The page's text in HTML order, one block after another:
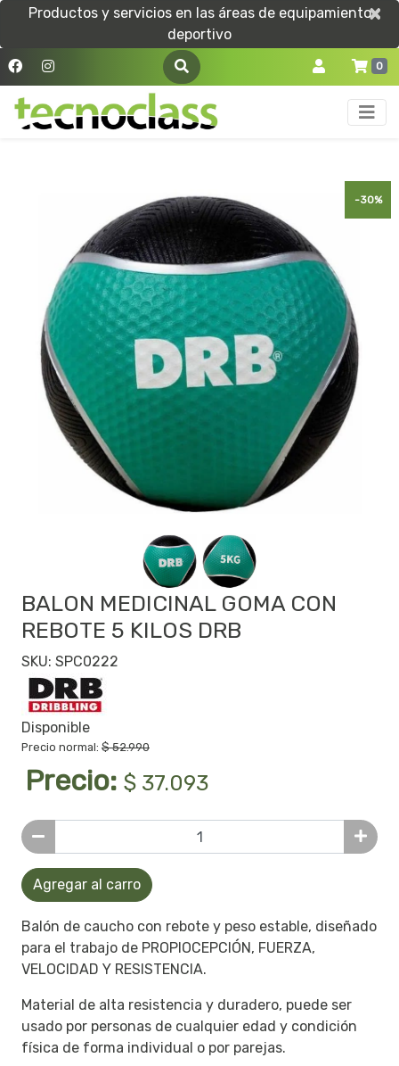
Productos y servicios en las áreas de equipamiento
deportivo
×
×
0
-30%
BALON MEDICINAL GOMA CON
REBOTE 5 KILOS DRB
SKU: SPC0222
Disponible
Precio normal: $ 52.990
Precio: $ 37.093
Agregar al carro
Balón de caucho con rebote y peso estable, diseñado
para el trabajo de PROPIOCEPCIÓN, FUERZA,
VELOCIDAD Y RESISTENCIA.
Material de alta resistencia y duradero, puede ser
usado por personas de cualquier edad y condición
física de forma individual o por parejas.